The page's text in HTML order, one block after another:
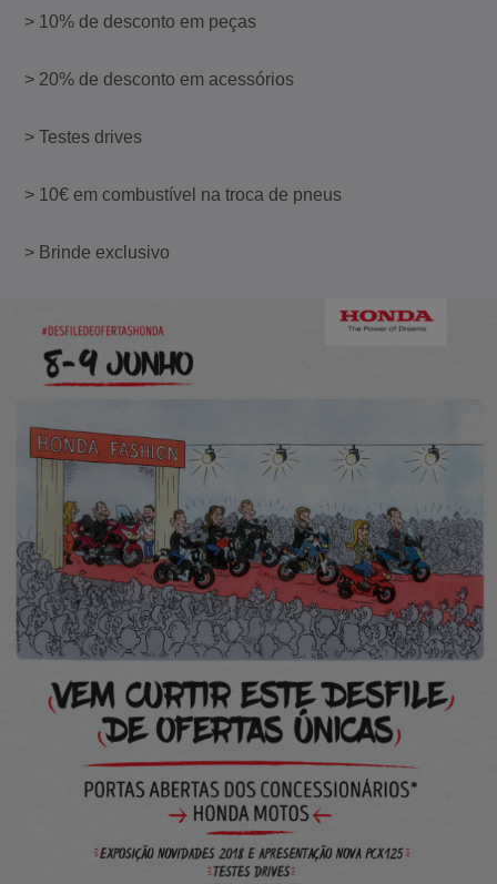
> 10% de desconto em peças
> 20% de desconto em acessórios
> Testes drives
> 10€ em combustível na troca de pneus
> Brinde exclusivo